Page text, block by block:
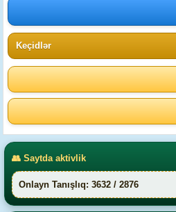
Keçidlər
👥 Saytda aktivlik
Onlayn Tanışlıq: 3632 / 2876